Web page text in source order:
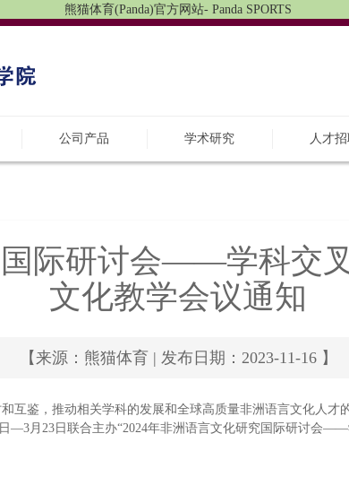
熊猫体育(Panda)官方网站- Panda SPORTS
公司产品 学术研究 人才
国际研讨会——学科交
文化教学会议通知
【来源：熊猫体育 | 发布日期：2023-11-16 】
互鉴，推动相关学科的发展和全球高质量非洲语言文化人
日—3月23日联合主办“2024年非洲语言文化研究国际研讨